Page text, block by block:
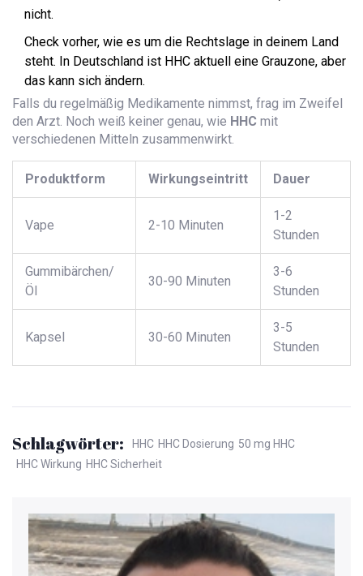
nicht.
Check vorher, wie es um die Rechtslage in deinem Land
steht. In Deutschland ist HHC aktuell eine Grauzone, aber
das kann sich ändern.
Falls du regelmäßig Medikamente nimmst, frag im Zweifel
den Arzt. Noch weiß keiner genau, wie HHC mit
verschiedenen Mitteln zusammenwirkt.
Produktform Wirkungseintritt Dauer
Vape 2-10 Minuten
1-2
Stunden
Gummibärchen/
Öl
30-90 Minuten
3-6
Stunden
Kapsel 30-60 Minuten
3-5
Stunden
Schlagwörter: HHC HHC Dosierung 50 mg HHC
HHC Wirkung HHC Sicherheit